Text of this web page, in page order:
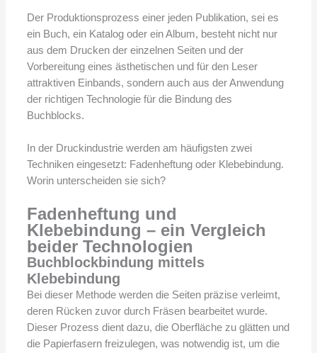
Der Produktionsprozess einer jeden Publikation, sei es
ein Buch, ein Katalog oder ein Album, besteht nicht nur
aus dem Drucken der einzelnen Seiten und der
Vorbereitung eines ästhetischen und für den Leser
attraktiven Einbands, sondern auch aus der Anwendung
der richtigen Technologie für die Bindung des
Buchblocks.
In der Druckindustrie werden am häufigsten zwei
Techniken eingesetzt: Fadenheftung oder Klebebindung.
Worin unterscheiden sie sich?
Fadenheftung und
Klebebindung – ein Vergleich
beider Technologien
Buchblockbindung mittels
Klebebindung
Bei dieser Methode werden die Seiten präzise verleimt,
deren Rücken zuvor durch Fräsen bearbeitet wurde.
Dieser Prozess dient dazu, die Oberfläche zu glätten und
die Papierfasern freizulegen, was notwendig ist, um die